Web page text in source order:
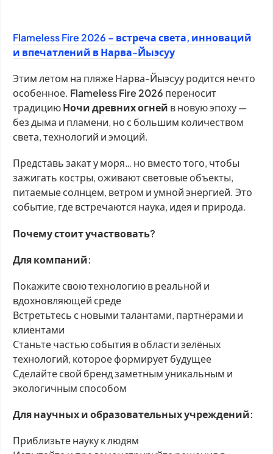
Flameless Fire 2026 – встреча света, инноваций
и впечатлений в Нарва-Йыэсуу
Этим летом на пляже Нарва-Йыэсуу родится нечто
особенное. Flameless Fire 2026 переносит
традициюНочи древних огней в новую эпоху —
без дыма и пламени, но с большим количеством
света, технологий и эмоций.
Представь закат у моря… но вместо того, чтобы
зажигать костры, оживают световые объекты,
питаемые солнцем, ветром и умной энергией. Это
событие, где встречаются наука, идея и природа.
Почему стоит участвовать?
Для компаний:
Покажите свою технологию в реальной и
вдохновляющей среде
Встретьтесь с новыми талантами, партнёрами и
клиентами
Станьте частью события в области зелёных
технологий, которое формирует будущее
Сделайте свой бренд заметным уникальным и
экологичным способом
Для научных и образовательных учреждений:
Приблизьте науку к людям